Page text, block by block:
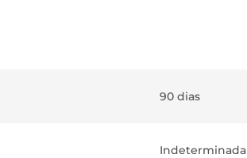
90 dias
Indeterminada